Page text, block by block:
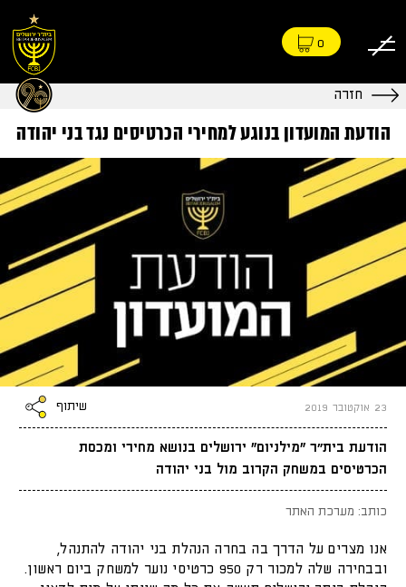
0
חזרה
הודעת המועדון בנוגע למחירי הכרטיסים נגד בני יהודה
23 אוקטובר 2019 שיתוף
הודעת בית״ר "מילניום" ירושלים בנושא מחירי ומכסת
הכרטיסים במשחק הקרוב מול בני יהודה
כותב: מערכת האתר
אנו מצרים על הדרך בה בחרה הנהלת בני יהודה להתנהל,
ובבחירה שלה למכור רק 950 כרטיסי נוער למשחק ביום ראשון.